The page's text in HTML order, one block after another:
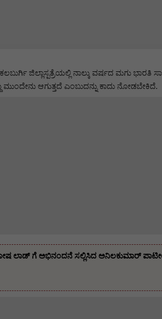
ಜಿಲ್ಲಾಸ್ಪತ್ರೆಯಲ್ಲಿ ನಾಲ್ಕು ವರ್ಷದ ಮಗು
ಆಗುತ್ತದೆ ಎಂಬುದನ್ನು ಕಾದು ನೋಡಬೇಕಿದೆ.
ಲಾಡ್ ಗೆ ಅಭಿನಂದನೆ ಸಲ್ಲಿಸಿದ ಅನಿಲಕುಮಾರ್ ಪಾಟೀಲ್